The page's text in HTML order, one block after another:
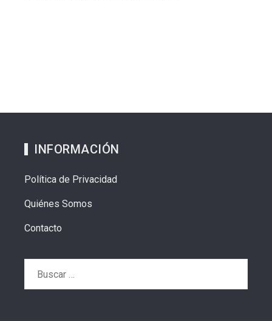
INFORMACIÓN
Política de Privacidad
Quiénes Somos
Contacto